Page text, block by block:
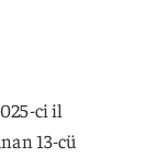
ci il
13-cü